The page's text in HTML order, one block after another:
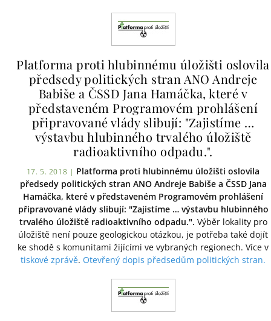
Platforma proti hlubinnému úložišti oslovila
předsedy politických stran ANO Andreje
Babiše a ČSSD Jana Hamáčka, které v
představeném Programovém prohlášení
připravované vlády slibují: "Zajistíme …
výstavbu hlubinného trvalého úložiště
radioaktivního odpadu.".
17. 5. 2018 | Platforma proti hlubinnému úložišti oslovila
předsedy politických stran ANO Andreje Babiše a ČSSD Jana
Hamáčka, které v představeném Programovém prohlášení
připravované vlády slibují: "Zajistíme … výstavbu hlubinného
trvalého úložiště radioaktivního odpadu.". Výběr lokality pro
úložiště není pouze geologickou otázkou, je potřeba také dojít
ke shodě s komunitami žijícími ve vybraných regionech. Více v
tiskové zprávě. Otevřený dopis předsedům politických stran.